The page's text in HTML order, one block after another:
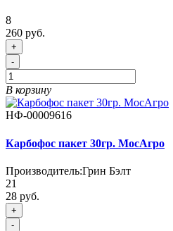
8
260 руб.
+
-
В корзину
НФ-00009616
Карбофос пакет 30гр. МосАгро
Производитель:Грин Бэлт
21
28 руб.
+
-